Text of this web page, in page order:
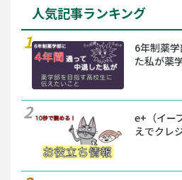
人気記事ランキング
6年制薬
た私が薬
e+（イー
えでクレ